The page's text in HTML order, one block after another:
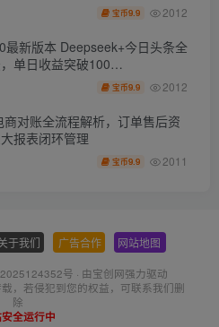
宝币9.9 2012
最新版本 Deepseek+今日头条全
单日收益突破100…
宝币9.9 2012
对账全流程解析，订单售后资
报表闭环管理
宝币9.9 2011
于我们 广告合作 网站地图
号 · 由宝创网强力驱动
，若侵犯到您的权益，可联系我们删
除
全运行中